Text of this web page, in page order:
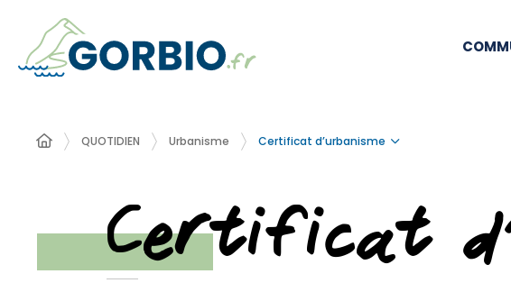
QUOTIDIEN Urbanisme Certificat d’urbanisme
Certificat